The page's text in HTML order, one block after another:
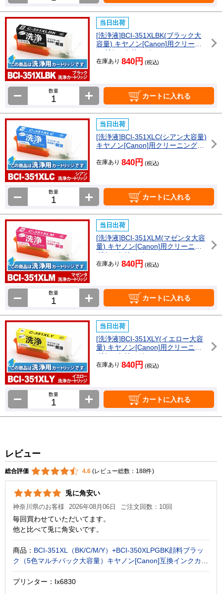
当日出荷
[洗浄液]BCI-351XLBK(ブラック大
容量) キヤノン[Canon]用クリーニ
ングカートリッジ
在庫あり 840円 (税込)
数量
カートに入れる
当日出荷
[洗浄液]BCI-351XLC(シアン大容量)
キヤノン[Canon]用クリーニングカ
在庫あり 840円 (税込)
数量
カートに入れる
当日出荷
[洗浄液]BCI-351XLM(マゼンタ大容
量) キヤノン[Canon]用クリーニン
グカートリッジ
在庫あり 840円 (税込)
数量
カートに入れる
当日出荷
[洗浄液]BCI-351XLY(イエロー大容
量) キヤノン[Canon]用クリーニン
グカートリッジ
在庫あり 840円 (税込)
数量
カートに入れる
レビュー
総合評価 4.6 (レビュー総数：188件)
兎に角安い
神奈川県のお客様 2026年08月06日 ご注文回数：10回
毎回買わせていただいてます。
他と比べて兎に角安いです。
商品： BCI-351XL（BK/C/M/Y）+BCI-350XLPGBK顔料ブラッ
ク（5色マルチパック大容量）キヤノン[Canon]互換インクカー
トリッジ
プリンター：Ix6830